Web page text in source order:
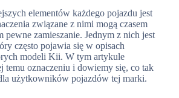
elementów każdego pojazdu jest
związane z nimi mogą czasem
pewne zamieszanie. Jednym z nich jest
często pojawia się w opisach
modeli Kii. W tym artykule
temu oznaczeniu i dowiemy się, co tak
użytkowników pojazdów tej marki.